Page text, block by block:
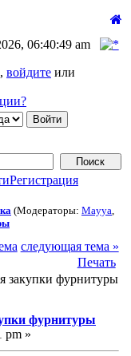
06:40:49 am
войдите или
Регистрация
(Модераторы: Mayya
следующая тема »
Печать
закупки фурнитуры
фурнитуры
pm »